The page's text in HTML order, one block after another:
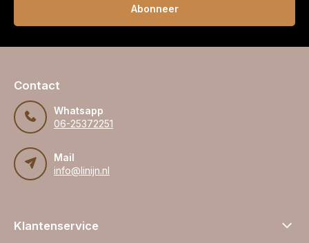
Abonneer
Contact
Whatsapp
06-25372251
Mail
info@linijn.nl
Klantenservice